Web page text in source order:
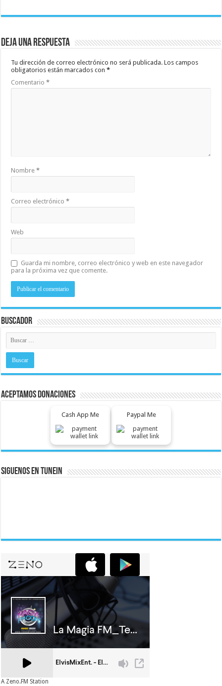
Deja una respuesta
Tu dirección de correo electrónico no será publicada. Los campos
obligatorios están marcados con*
Comentario*
Nombre*
Correo electrónico*
Web
Guarda mi nombre, correo electrónico y web en este navegador
para la próxima vez que comente.
Buscador
Aceptamos Donaciones
Cash App Me Paypal Me
Siguenos En Tunein
A Zeno.FM Station